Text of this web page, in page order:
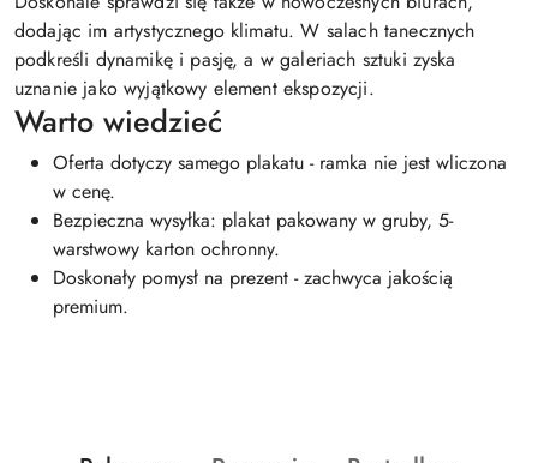
dodając im artystycznego klimatu. W salach tanecznych
podkreśli dynamikę i pasję, a w galeriach sztuki zyska
uznanie jako wyjątkowy element ekspozycji.
Warto wiedzieć
Oferta dotyczy samego plakatu - ramka nie jest wliczona
w cenę.
Bezpieczna wysyłka: plakat pakowany w gruby, 5-
warstwowy karton ochronny.
Doskonały pomysł na prezent - zachwyca jakością
premium.